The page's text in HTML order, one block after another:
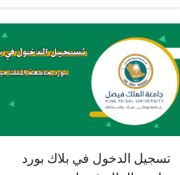
تسجيل الدخول في بلاك بورد